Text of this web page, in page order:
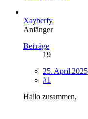
Xayberfy
Anfänger
Beiträge
19
25. April 2025
#1
Hallo zusammen,